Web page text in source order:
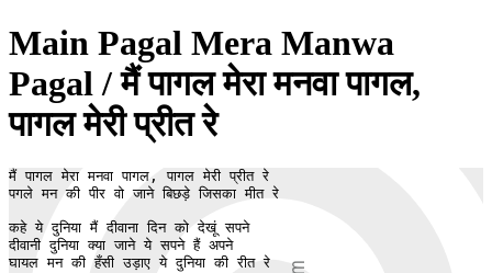
Main Pagal Mera Manwa
Pagal / मैं पागल मेरा मनवा पागल,
पागल मेरी प्रीत रे
मैं पागल मेरा मनवा पागल, पागल मेरी प्रीत रे
पगले मन की पीर वो जाने बिछड़े जिसका मीत रे
कहे ये दुनिया मैं दीवाना दिन को देखूं सपने
दीवानी दुनिया क्या जाने ये सपने हैं अपने
घायल मन की हँसी उड़ाए ये दुनिया की रीत रे